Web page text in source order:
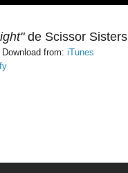
de Scissor Sisters
from: iTunes